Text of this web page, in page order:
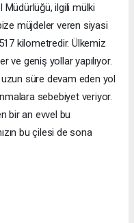
Müdürlüğü, ilgili mülki
müjdeler veren siyasi
kilometredir. Ülkemiz
ve geniş yollar yapılıyor.
uzun süre devam eden yol
sebebiyet veriyor.
bir an evvel bu
bu çilesi de sona